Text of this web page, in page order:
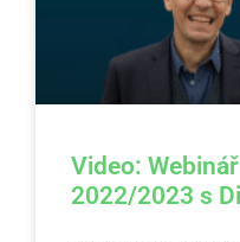
Video:
2022/2023 s